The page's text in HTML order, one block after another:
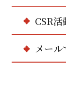
CSR
メー